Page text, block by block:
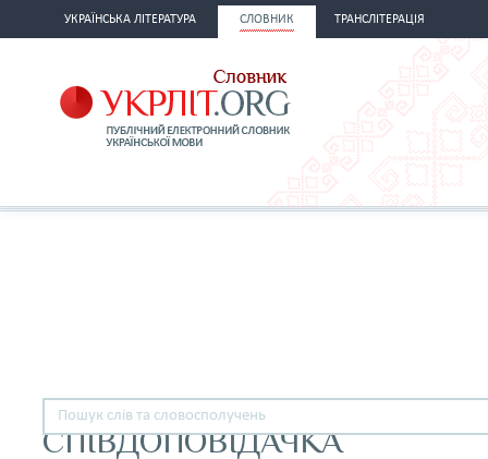
УКРАЇНСЬКА ЛІТЕРАТУРА СЛОВНИК ТРАНСЛІТЕРАЦІЯ
СПІВДОПОВІДАЧКА